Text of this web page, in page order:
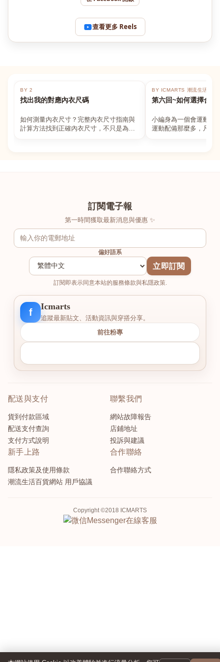
查看更多 Reels
BY 2
找出我的對應內衣尺碼
如何測量內衣尺寸？完整內衣尺寸指南與
計算方法找到正確內衣尺寸，不只是為了
BY ICMARTS 潮流生活百貨
第六回~如何選擇合適
小編身為一個會運動的
運動配備那麼多，凡舉
訂閱電子報
第一時間獲取最新消息與優惠 ✨
偏好語系
立即訂閱
訂閱即表示同意本站的服務條款與私隱政策.
f
Icmarts
追蹤最新貼文、活動資訊與穿搭分享。
前往粉專
配送與支付
貨到付款區域
配送支付查詢
支付方式說明
聯繫我們
網站故障報告
店鋪地址
投訴與建議
新手上路
隱私政策及使用條款
潮流生活百貨網站 用戶協議
合作聯絡
合作聯絡方式
Copyright ©2018 ICMARTS
Messenger在線客服